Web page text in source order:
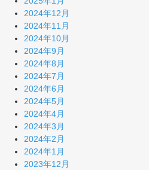
2024年12月
2024年11月
2024年10月
2024年9月
2024年8月
2024年7月
2024年6月
2024年5月
2024年4月
2024年3月
2024年2月
2024年1月
2023年12月